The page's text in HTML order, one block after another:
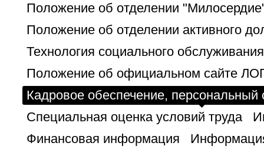
Положение об отделении
Положение об отделении активного
Технология социального
Положение об официальном сайте
Кадровое обеспечение, персональный
Специальная оценка условий труда
Финансовая информация